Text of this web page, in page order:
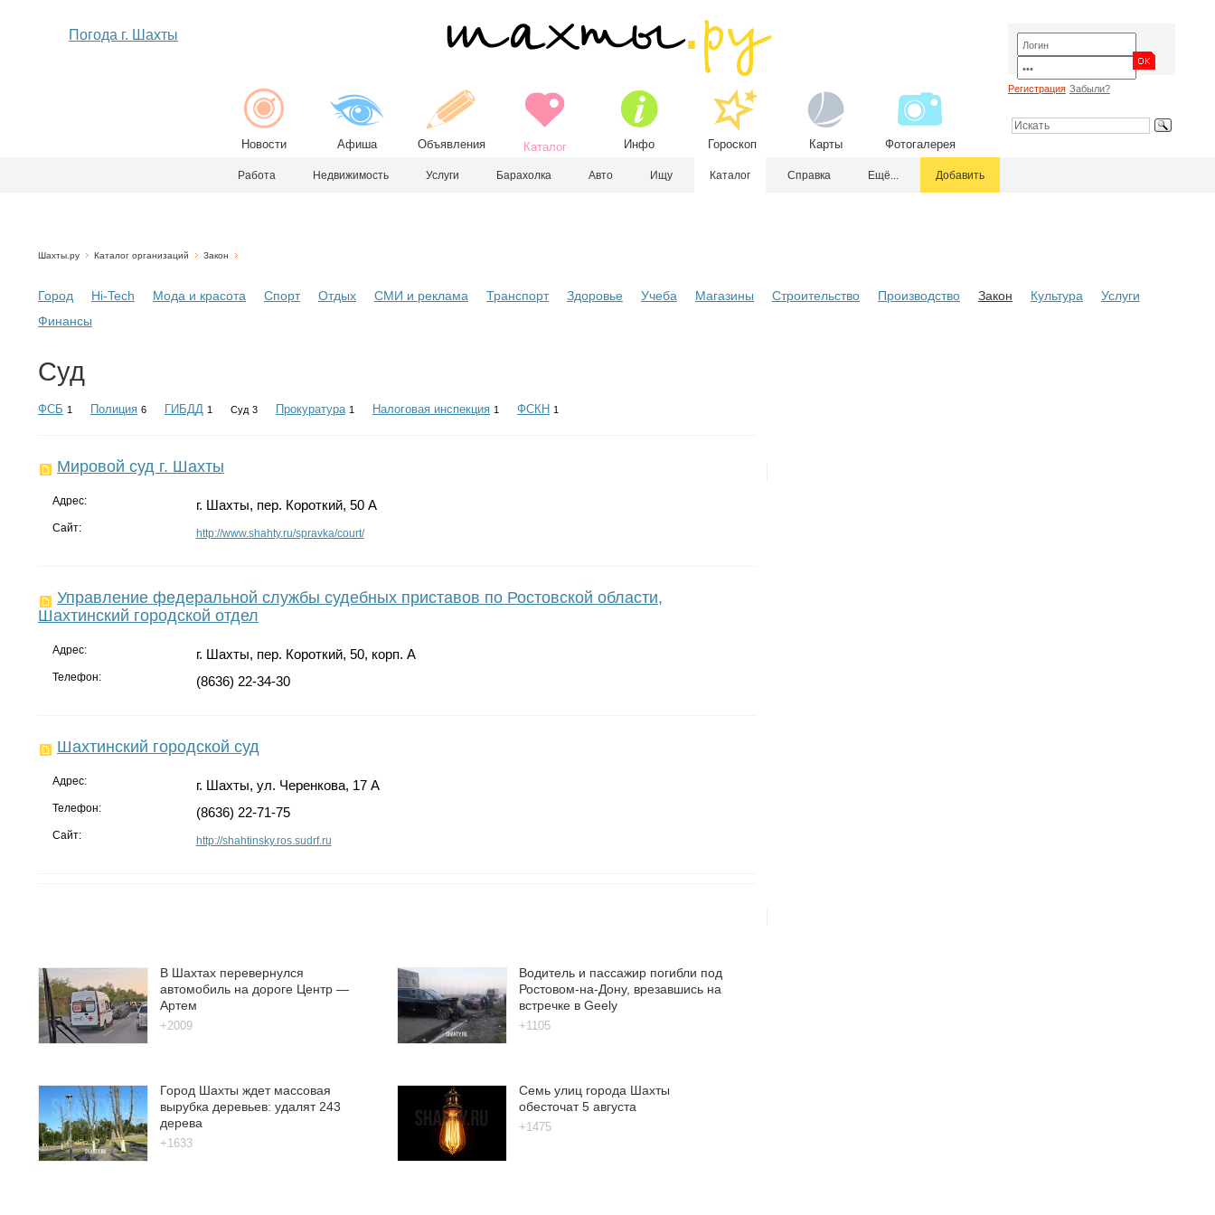
Погода г. Шахты
Новости Афиша Объявления Каталог Инфо Гороскоп Карты Фотогалерея
Регистрация Забыли?
Работа Недвижимость Услуги Барахолка Авто Ищу Каталог Справка Ещё... Добавить
Шахты.ру Каталог организаций Закон
Город Hi-Tech Мода и красота Спорт Отдых СМИ и реклама Транспорт Здоровье Учеба Магазины Строительство Производство Закон Культура
Услуги
Финансы
Суд
ФСБ 1 Полиция 6 ГИБДД 1 Суд 3 Прокуратура 1 Налоговая инспекция 1 ФСКН 1
Мировой суд г. Шахты
Адрес: г. Шахты, пер. Короткий, 50 А
Сайт: http://www.shahty.ru/spravka/court/
Управление федеральной службы судебных приставов по Ростовской области,
Шахтинский городской отдел
Адрес: г. Шахты, пер. Короткий, 50, корп. А
Телефон: (8636) 22-34-30
Шахтинский городской суд
Адрес: г. Шахты, ул. Черенкова, 17 А
Телефон: (8636) 22-71-75
Сайт: http://shahtinsky.ros.sudrf.ru
В Шахтах перевернулся
автомобиль на дороге Центр —
Артем
+2009
Водитель и пассажир погибли под
Ростовом-на-Дону, врезавшись на
встречке в Geely
+1105
Город Шахты ждет массовая
вырубка деревьев: удалят 243
дерева
+1633
Семь улиц города Шахты
обесточат 5 августа
+1475